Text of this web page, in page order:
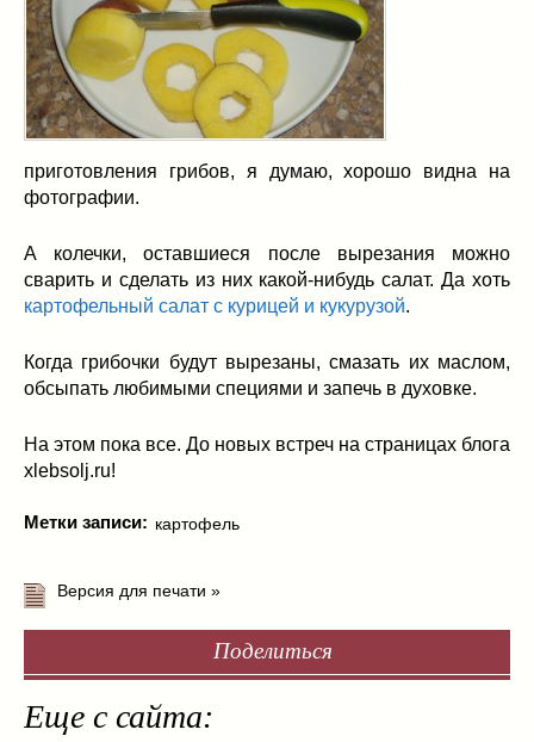
приготовления грибов, я думаю, хорошо видна на
фотографии.
А колечки, оставшиеся после вырезания можно
сварить и сделать из них какой-нибудь салат. Да хоть
картофельный салат с курицей и кукурузой.
Когда грибочки будут вырезаны, смазать их маслом,
обсыпать любимыми специями и запечь в духовке.
На этом пока все. До новых встреч на страницах блога
xlebsolj.ru!
Метки записи: картофель
Версия для печати »
Поделиться
Еще с сайта: